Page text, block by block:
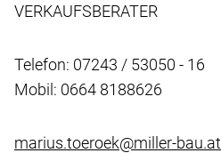
VERKAUFSBERATER
Telefon: 07243 / 53050 - 16
Mobil: 0664 8188626
marius.toeroek@miller-bau.at